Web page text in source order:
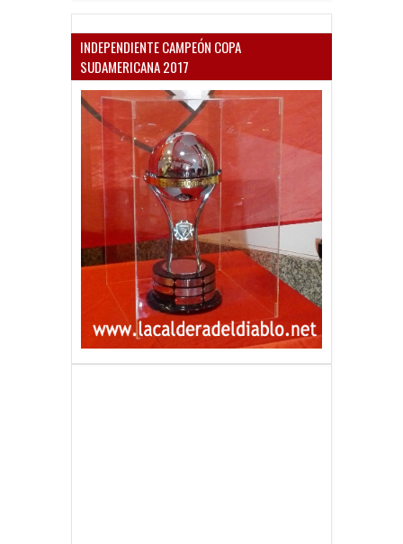
INDEPENDIENTE CAMPEÓN COPA
SUDAMERICANA 2017